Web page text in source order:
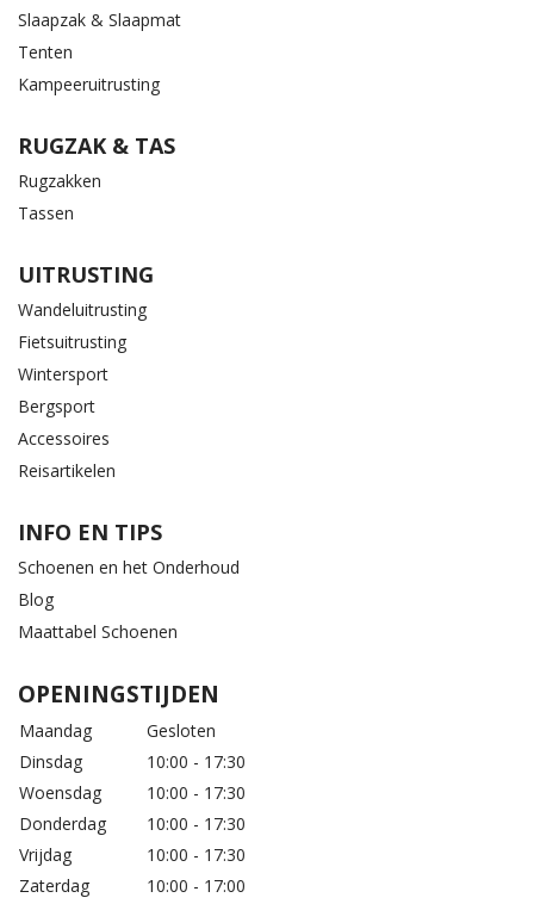
Slaapzak & Slaapmat
Tenten
Kampeeruitrusting
RUGZAK & TAS
Rugzakken
Tassen
UITRUSTING
Wandeluitrusting
Fietsuitrusting
Wintersport
Bergsport
Accessoires
Reisartikelen
INFO EN TIPS
Schoenen en het Onderhoud
Blog
Maattabel Schoenen
OPENINGSTIJDEN
Maandag
Gesloten
Dinsdag
10:00 - 17:30
Woensdag
10:00 - 17:30
Donderdag
10:00 - 17:30
Vrijdag
10:00 - 17:30
Zaterdag
10:00 - 17:00